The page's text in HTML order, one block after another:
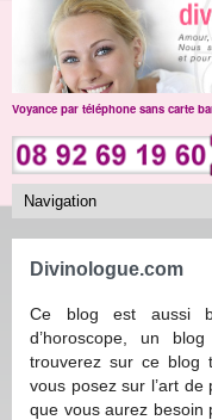
Voyance par téléphone sans carte
Divinologue.com
Ce blog est aussi
d’horoscope, un
trouverez sur ce blog
vous posez sur l’art de
que vous aurez besoin